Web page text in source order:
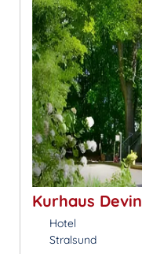
Kurhaus Devin
Hotel
Stralsund